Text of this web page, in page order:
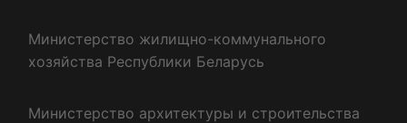
Министерство жилищно-коммунального
хозяйства Республики Беларусь
Министерство архитектуры и строительства